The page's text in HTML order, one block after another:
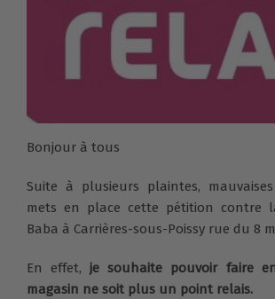
Bonjour à tous
Suite à plusieurs plaintes,
mets en place cette pétition contre
Baba à Carrières-sous-Poissy rue du 8
En effet,je souhaite pouvoir faire
magasin ne soit plus un point relais.